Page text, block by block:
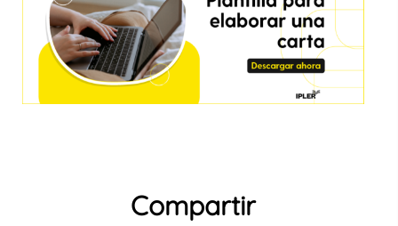
Compartir